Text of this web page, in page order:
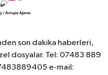
son dakika haberleri,
dosyalar. Tel: 07483 889
e-mail: